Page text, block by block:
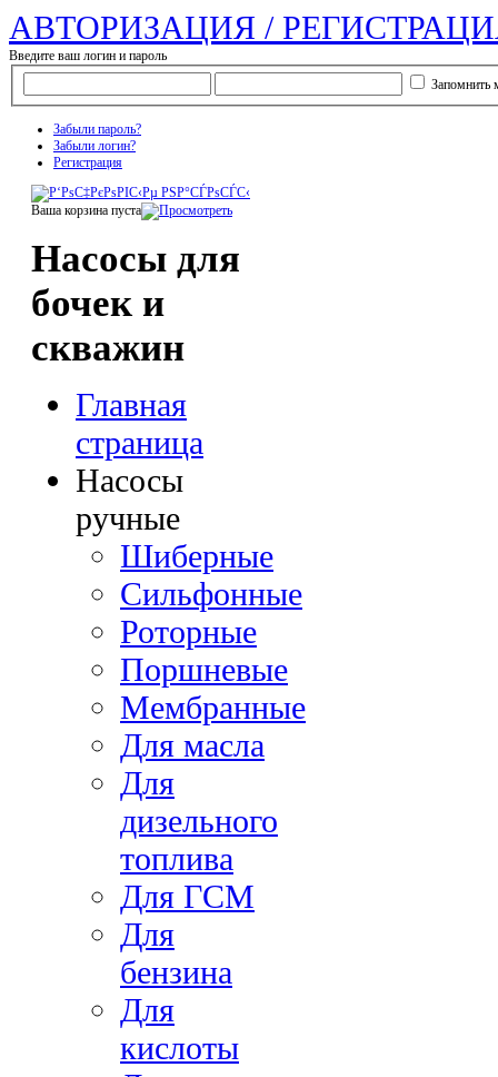
АВТОРИЗАЦИЯ /
Введите ваш логин и пароль
Запомнить
Забыли пароль?
Забыли логин?
Регистрация
Ваша корзина пуста
Насосы для
бочек и
скважин
Главная
страница
Насосы
ручные
Шиберные
Сильфонные
Роторные
Поршневые
Мембранные
Для масла
Для
дизельного
топлива
Для ГСМ
Для
бензина
Для
кислоты